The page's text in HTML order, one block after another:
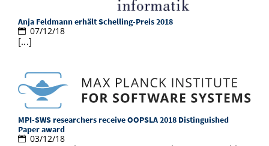
Anja Feldmann erhält Schelling-Preis 2018
07/12/18
[...]
MPI-SWS researchers receive OOPSLA 2018 Distinguished
Paper award
03/12/18